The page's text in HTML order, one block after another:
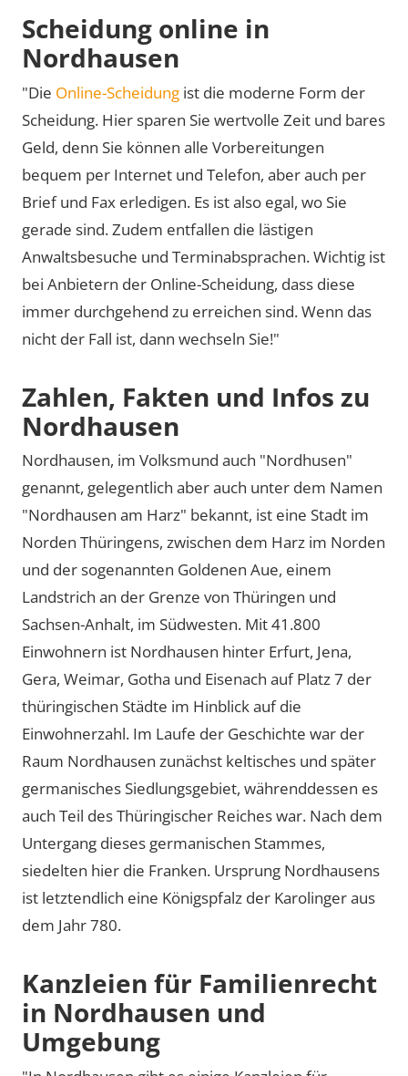
Scheidung online in
Nordhausen
"Die Online-Scheidung ist die moderne Form der
Scheidung. Hier sparen Sie wertvolle Zeit und bares
Geld, denn Sie können alle Vorbereitungen
bequem per Internet und Telefon, aber auch per
Brief und Fax erledigen. Es ist also egal, wo Sie
gerade sind. Zudem entfallen die lästigen
Anwaltsbesuche und Terminabsprachen. Wichtig ist
bei Anbietern der Online-Scheidung, dass diese
immer durchgehend zu erreichen sind. Wenn das
nicht der Fall ist, dann wechseln Sie!"
Zahlen, Fakten und Infos zu
Nordhausen
Nordhausen, im Volksmund auch Nordhusen
genannt, gelegentlich aber auch unter dem Namen
Nordhausen am Harz bekannt, ist eine Stadt im
Norden Thüringens, zwischen dem Harz im Norden
und der sogenannten Goldenen Aue, einem
Landstrich an der Grenze von Thüringen und
Sachsen-Anhalt, im Südwesten. Mit 41.800
Einwohnern ist Nordhausen hinter Erfurt, Jena,
Gera, Weimar, Gotha und Eisenach auf Platz 7 der
thüringischen Städte im Hinblick auf die
Einwohnerzahl. Im Laufe der Geschichte war der
Raum Nordhausen zunächst keltisches und später
germanisches Siedlungsgebiet, währenddessen es
auch Teil des Thüringischer Reiches war. Nach dem
Untergang dieses germanischen Stammes,
siedelten hier die Franken. Ursprung Nordhausens
ist letztendlich eine Königspfalz der Karolinger aus
dem Jahr 780.
Kanzleien für Familienrecht
in Nordhausen und
Umgebung